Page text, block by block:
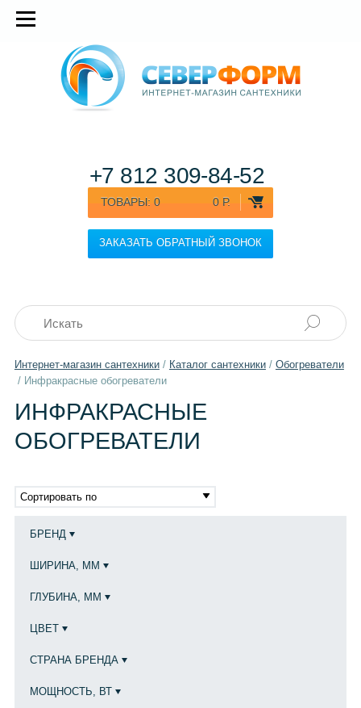
ТОВАРЫ: 0 0 Р.
ЗАКАЗАТЬ ОБРАТНЫЙ ЗВОНОК
+7 812 309-84-52
Интернет-магазин сантехники/ Каталог сантехники/ Обогреватели
/ Инфракрасные обогреватели
ИНФРАКРАСНЫЕ
ОБОГРЕВАТЕЛИ
Сортировать по
БРЕНД
ШИРИНА, ММ
ГЛУБИНА, ММ
ЦВЕТ
СТРАНА БРЕНДА
МОЩНОСТЬ, ВТ